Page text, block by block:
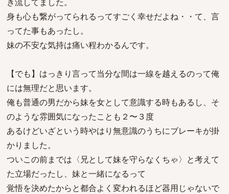
身も心も繋がってられるってすごく幸せだよね・・て、言
ってた事もあったし。
妹の不安な気持は痛い程わかるんです。
【でも】はっきり言って当分な間は一線を越えるのって俺
には無理だと思います。
俺も普通の男だから妹を女として意識する時もあるし、そ
のような雰囲気になったことも２〜３度
あるけどいざという時やはり無意識のうちにブレーキが掛
かりました。
ついこの前までは〈兄として妹を守らなくちゃ〉と考えて
た立場だったし、妹と一緒になるって
覚悟を決めたからと都合よく変われるほど器用じゃないで